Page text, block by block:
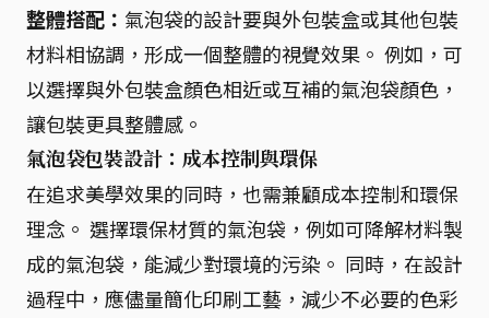
整體搭配： 氣泡袋的設計要與外包裝盒或其他包裝
材料相協調，形成一個整體的視覺效果。 例如，可
以選擇與外包裝盒顏色相近或互補的氣泡袋顏色，
讓包裝更具整體感。
氣泡袋包裝設計：成本控制與環保
在追求美學效果的同時，也需兼顧成本控制和環保
理念。 選擇環保材質的氣泡袋，例如可降解材料製
成的氣泡袋，能減少對環境的污染。 同時，在設計
過程中，應儘量簡化印刷工藝，減少不必要的色彩